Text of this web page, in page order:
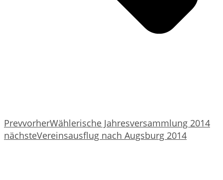
PrevvorherWählerische Jahresversammlung 2014
nächsteVereinsausflug nach Augsburg 2014